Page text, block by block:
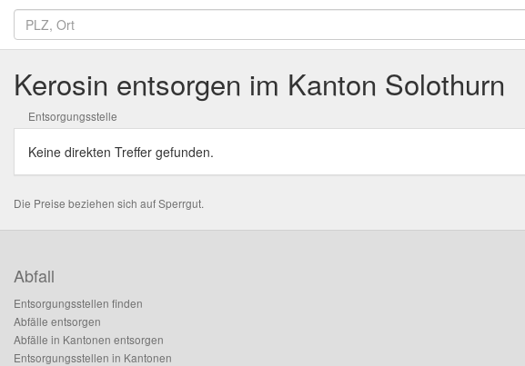
Kerosin entsorgen im Kanton Solothurn
Entsorgungsstelle
Keine direkten Treffer gefunden.
Die Preise beziehen sich auf Sperrgut.
Abfall
Entsorgungsstellen finden
Abfälle entsorgen
Abfälle in Kantonen entsorgen
Entsorgungsstellen in Kantonen